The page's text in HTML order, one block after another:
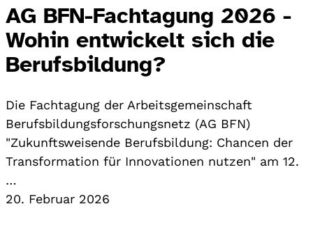
AG BFN-Fachtagung 2026 -
Wohin entwickelt sich die
Berufsbildung?
Die Fachtagung der Arbeitsgemeinschaft
Berufsbildungsforschungsnetz (AG BFN)
"Zukunftsweisende Berufsbildung: Chancen der
Transformation für Innovationen nutzen" am 12.
…
20. Februar 2026